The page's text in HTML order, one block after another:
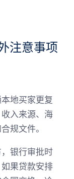
注意事项
地买家更复
入来源、海
规文件。
银行审批时
果贷款安排